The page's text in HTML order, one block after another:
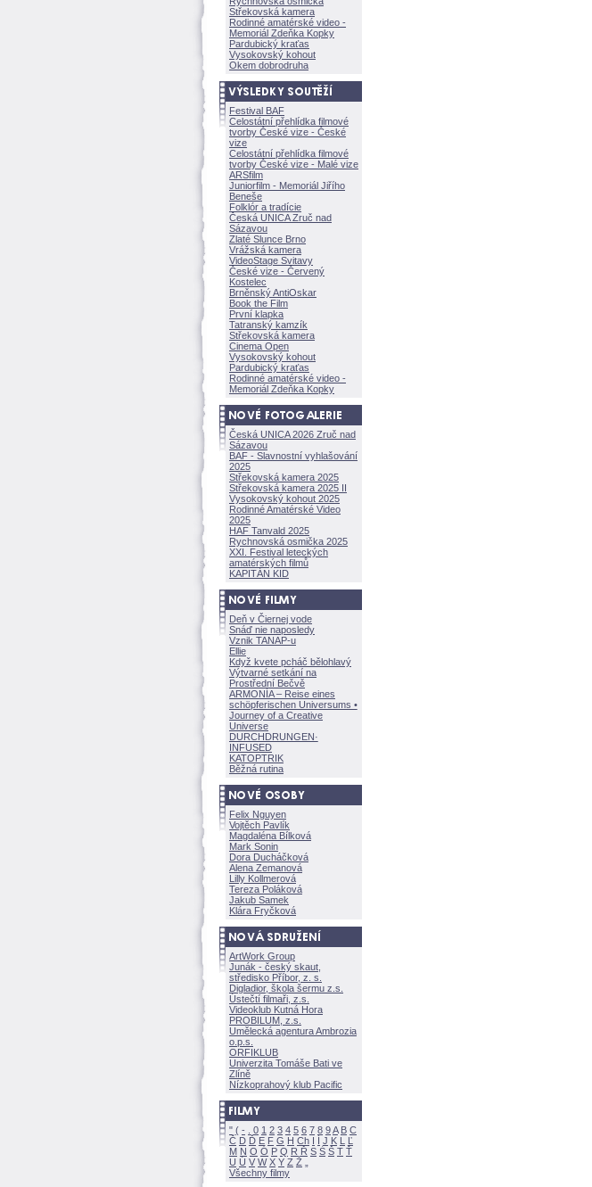
Střekovská kamera
Rodinné amatérské video -
Memoriál Zdeňka Kopky
Pardubický kraťas
Vysokovský kohout
Okem dobrodruha
Festival BAF
Celostátní přehlídka filmové
tvorby České vize - České
vize
Celostátní přehlídka filmové
tvorby České vize - Malé vize
ARSfilm
Juniorfilm - Memoriál Jiřího
Beneše
Folklór a tradície
Česká UNICA Zruč nad
Sázavou
Zlaté Slunce Brno
Vrážská kamera
VideoStage Svitavy
České vize - Červený
Kostelec
Brněnský AntiOskar
Book the Film
První klapka
Tatranský kamzík
Střekovská kamera
Cinema Open
Vysokovský kohout
Pardubický kraťas
Rodinné amatérské video -
Memoriál Zdeňka Kopky
Česká UNICA 2026 Zruč nad
Sázavou
BAF - Slavnostní vyhlašování
2025
Střekovská kamera 2025
Střekovská kamera 2025 II
Vysokovský kohout 2025
Rodinné Amatérské Video
2025
HAF Tanvald 2025
Rychnovská osmička 2025
XXI. Festival leteckých
amatérských filmů
KAPITÁN KID
Deň v Čiernej vode
Snáď nie naposledy
Vznik TANAP-u
Ellie
Když kvete pcháč bělohlavý
Výtvarné setkání na
Prostřední Bečvě
ARMONÍA – Reise eines
schöpferischen Universums •
Journey of a Creative
Universe
DURCHDRUNGEN·
INFUSED
KATOPTRIK
Běžná rutina
Felix Nguyen
Vojtěch Pavlík
Magdaléna Bílkov
Mark Sonin
Dora Ducháčkov
Alena Zemanov
Lilly Kollmerov
Tereza Polákov
Jakub Samek
Klára Fryčkov
ArtWork Group
Junák - český skaut,
středisko Příbor, z. s.
Digladior, škola šermu z.s.
Ústečtí filmaři, z.s.
Videoklub Kutná Hora
PROBILUM, z.s.
Umělecká agentura Ambrozia
o.p.s.
ORFIKLUB
Univerzita Tomáše Bati ve
Zlíně
Nízkoprahový klub Pacific
" ( - 0 1 2 3 4 5 6 7 8 9A B C
Č D Ď E F G H Ch I Í J K L
Ľ
M N O Ó P Q R Ř S Ś T Ť
U Ú V W X Y Z
Všechny filmy